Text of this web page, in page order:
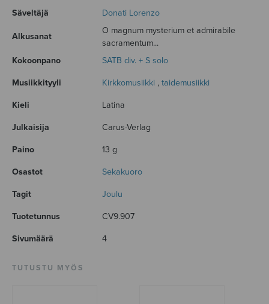
Säveltäjä Donati Lorenzo
Alkusanat
O magnum mysterium et admirabile
sacramentum...
Kokoonpano
SATB div. + S solo
Musiikkityyli Kirkkomusiikki , taidemusiikki
Kieli Latina
Julkaisija Carus-Verlag
Paino 13 g
Osastot Sekakuoro
Tagit Joulu
Tuotetunnus CV9.907
Sivumäärä 4
TUTUSTU MYÖS